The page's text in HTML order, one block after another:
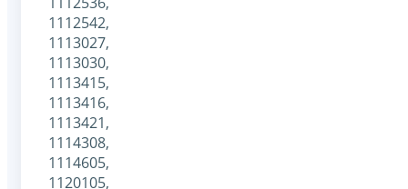
1112542,
1113027,
1113030,
1113415,
1113416,
1113421,
1114308,
1114605,
1120105,